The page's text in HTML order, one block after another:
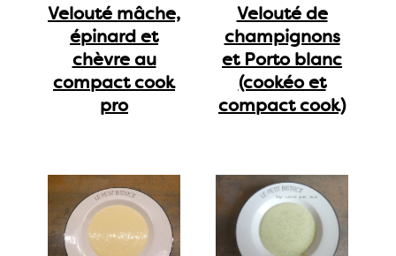
Velouté mâche,
épinard et
chèvre au
compact cook
pro
Velouté de
champignons
et Porto blanc
(cookéo et
compact cook)